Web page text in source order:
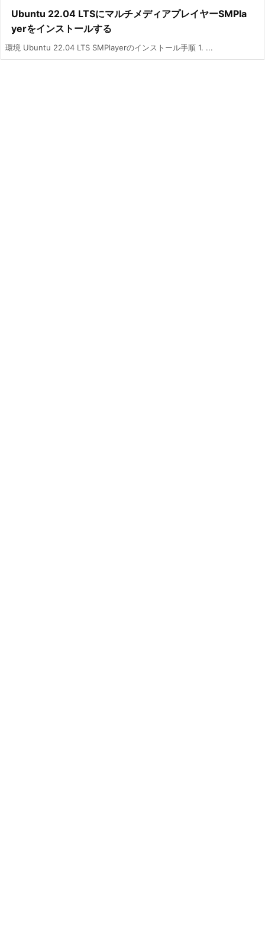
Ubuntu 22.04 LTSにマルチメディアプレイヤーSMPla
yerをインストールする
環境 Ubuntu 22.04 LTS SMPlayerのインストール手順 1. ...